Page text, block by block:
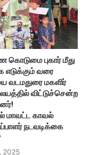
புகார் மீது
எடுக்கும் வரை
வடமதுரை மகளிர்
விட்டுச்சென்ற
மாவட்ட காவல்
நடவடிக்கை
2025